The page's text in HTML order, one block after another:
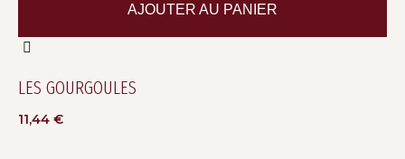
LES GOURGOULES
11,44 €
AJOUTER AU PANIER